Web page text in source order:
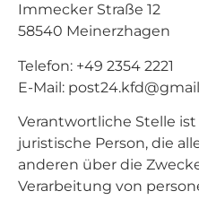
Immecker Straße 12
58540 Meinerzhagen
Telefon: +49 2354 2221
E-Mail:
iamg@
dfk.4
2tsop
Verantwortliche Stelle
juristische Person, die
anderen über die
Verarbeitung von